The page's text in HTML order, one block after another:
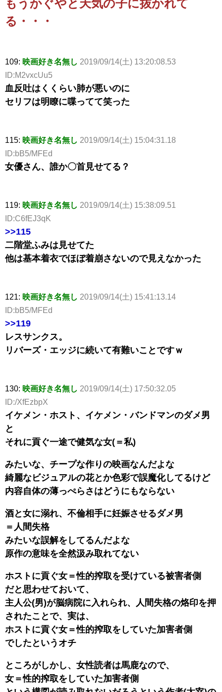
もうかぐやと天気の子に抜かれて
る・・・
109: 映画好き名無し 2019/09/14(土) 13:20:08.53
ID:M2vxcUu5
血反吐はくくらい肺が悪いのに
セリフは明瞭に喋ってて笑った
115: 映画好き名無し 2019/09/14(土) 15:04:31.18
ID:bB5/MFEd
女優さん、誰か〇首見せてる？
119: 映画好き名無し 2019/09/14(土) 15:38:09.51
ID:C6fEJ3qK
>>115
二階堂ふみは見せてた
他は基本着衣でほぼ着崩さないので見えなかった
121: 映画好き名無し 2019/09/14(土) 15:41:13.14
ID:bB5/MFEd
>>119
レスサンクス。
リバーズ・エッジに続いて有難いことですｗ
130: 映画好き名無し 2019/09/14(土) 17:50:32.05
ID:/XfEzbpX
イケメン・ホスト、イケメン・バンドマンのダメ男
と
それに貢ぐ一途で健気な女(＝私)
みたいな、チープな作りの映画なんだよな
綺麗なビジュアルの花とか色彩で誤魔化してるけど
内容自体の薄っぺらさはどうにもならない
酒と女に溺れ、不倫相手に妊娠させるダメ男
＝人間失格
みたいな誤解をしてるんだよな
原作の意味を全然汲み取れてない
ホストに貢ぐ女＝性的搾取を受けている被害者側
だと思わせておいて、
主人公(男)が脳病院に入れられ、人間失格の烙印を押
されたことで、実は、
ホストに貢ぐ女＝性的搾取をしていた加害者側
でしたというオチ
ところがしかし、女性読者は馬鹿なので、
女＝性的搾取をしていた加害者側